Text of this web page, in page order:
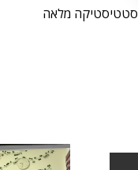
סטטיסטיקה מלאה